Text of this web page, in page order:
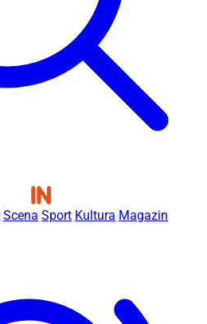
Scena Sport Kultura Magazin